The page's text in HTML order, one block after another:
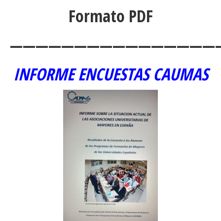
Formato PDF
INFORME ENCUESTAS CAUMAS